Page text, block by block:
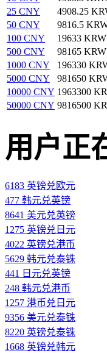
25 CNY
4908.25
50 CNY
9816.5
100 CNY
19633 KRW
500 CNY
98165 KRW
1000 CNY
196330
5000 CNY
981650
10000 CNY 1963300
50000 CNY 9816500
用户正
6183 英镑兑欧元
477 韩元兑英镑
8641 美元兑英镑
1275 英镑兑日元
4022 英镑兑港币
5629 韩元兑泰铢
441 日元兑英镑
248 韩元兑港币
1257 港币兑日元
9356 美元兑泰铢
8220 英镑兑泰铢
1668 英镑兑韩元